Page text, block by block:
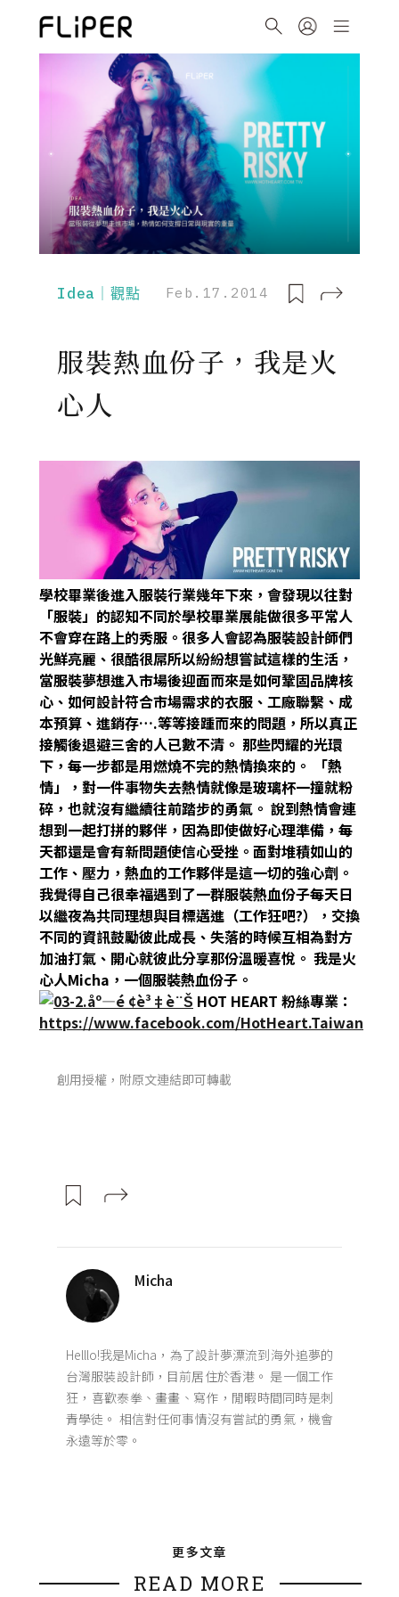
Idea｜觀點 Feb.17.2014
服裝熱血份子，我是火
心人
學校畢業後進入服裝行業幾年下來，會發現以往對
「服裝」的認知不同於學校畢業展能做很多平常人
不會穿在路上的秀服。很多人會認為服裝設計師們
光鮮亮麗、很酷很屌所以紛紛想嘗試這樣的生活，
當服裝夢想進入市場後迎面而來是如何鞏固品牌核
心、如何設計符合市場需求的衣服、工廠聯繫、成
本預算、進銷存….等等接踵而來的問題，所以真正
接觸後退避三舍的人已數不清。 那些閃耀的光環
下，每一步都是用燃燒不完的熱情換來的。
「熱
情」，對一件事物失去熱情就像是玻璃杯一撞就粉
碎，也就沒有繼續往前踏步的勇氣。 說到熱情會連
想到一起打拼的夥伴，因為即使做好心理準備，每
天都還是會有新問題使信心受挫。面對堆積如山的
工作、壓力，熱血的工作夥伴是這一切的強心劑。
我覺得自己很幸福遇到了一群服裝熱血份子每天日
以繼夜為共同理想與目標邁進（工作狂吧?），交換
不同的資訊鼓勵彼此成長、失落的時候互相為對方
加油打氣、開心就彼此分享那份溫暖喜悅。 我是火
心人Micha，一個服裝熱血份子。
HOT HEART 粉絲專業：
https://www.facebook.com/HotHeart.Taiwan
創用授權，附原文連結即可轉載
Micha
Helllo!我是Micha，為了設計夢漂流到海外追夢的
台灣服裝設計師，目前居住於香港。 是一個工作
狂，喜歡泰拳、畫畫、寫作，閒暇時間同時是刺
青學徒。 相信對任何事情沒有嘗試的勇氣，機會
永遠等於零。
更多文章
READ MORE